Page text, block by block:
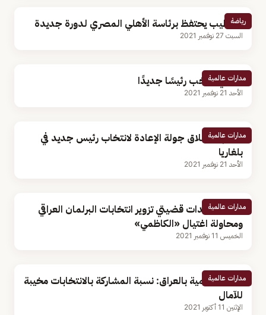
رياضة
الخطيب يحتفظ برئاسة الأهلي المصري لدورة جديدة
السبت 27 نوفمبر 2021
مدارات عالمية
تشيلي تنتخب رئيسًا جديدًا
الأحد 21 نوفمبر 2021
مدارات عالمية
اليوم.. انطلاق جولة الإعادة لانتخاب رئيس جديد في
بلغاريا
الأحد 21 نوفمبر 2021
مدارات عالمية
آخر مستجدات قضيتي تزوير انتخابات البرلمان العراقي
ومحاولة اغتيال «الكاظمي»
الخميس 11 نوفمبر 2021
مدارات عالمية
البعثة الأممية بالعراق: نسبة المشاركة بالانتخابات مخيبة
للآمال
الإثنين 11 أكتوبر 2021